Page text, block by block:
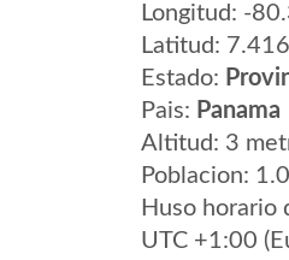
Longitud: -
Latitud:
Estado:
Pais: Panama
Altitud: 3
Poblacion:
Huso horario
UTC +1:00